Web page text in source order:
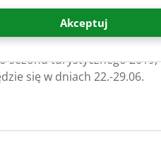
organizacji ze strony firmy
turystycznego 2019,
się w dniach 22.-29.06.
Akceptuj